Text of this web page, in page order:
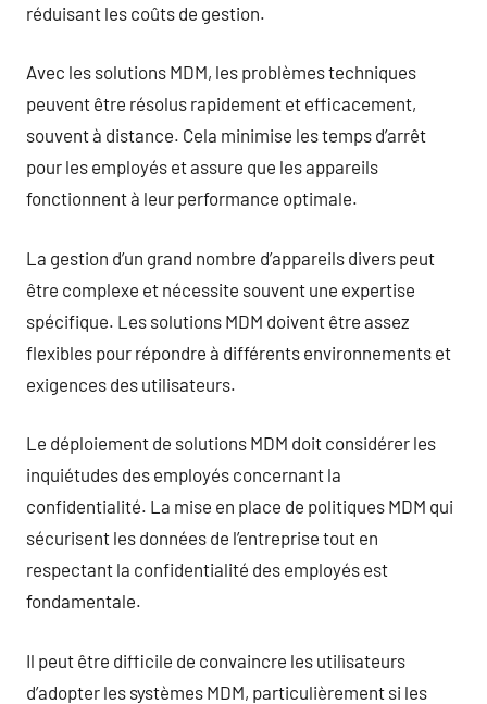
réduisant les coûts de gestion.
Avec les solutions MDM, les problèmes techniques
peuvent être résolus rapidement et efficacement,
souvent à distance. Cela minimise les temps d’arrêt
pour les employés et assure que les appareils
fonctionnent à leur performance optimale.
La gestion d’un grand nombre d’appareils divers peut
être complexe et nécessite souvent une expertise
spécifique. Les solutions MDM doivent être assez
flexibles pour répondre à différents environnements et
exigences des utilisateurs.
Le déploiement de solutions MDM doit considérer les
inquiétudes des employés concernant la
confidentialité. La mise en place de politiques MDM qui
sécurisent les données de l’entreprise tout en
respectant la confidentialité des employés est
fondamentale.
Il peut être difficile de convaincre les utilisateurs
d’adopter les systèmes MDM, particulièrement si les